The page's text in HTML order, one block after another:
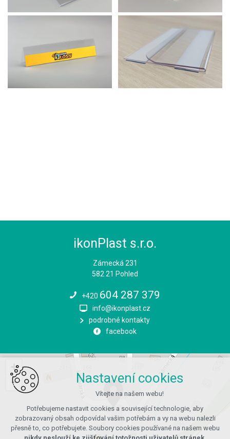
ikonPlast s.r.o.
Zámecká 231
582 21 Pohled
+420 604 287 379
info@ikonplast.cz
podrobné kontakty
facebook
+
−
Nastavení cookies
Vítejte na našem webu!
Potřebujeme nastavit cookies a související technologie, aby
zobrazovaný obsah odpovídal vašim potřebám a vy na webu nalezli
přesně to, co potřebujete. Soubory cookies používané na našem webu